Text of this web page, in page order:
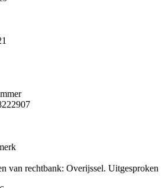
van rechtbank: Overijssel. Uitgesproken